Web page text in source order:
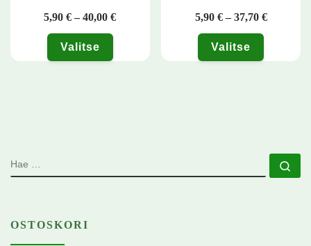
5,90€ – 40,00€Hintaluokka: 5,90 € - 40,00 €
Valitse
5,90 € – 37,70 €
Valitse
HAE
OSTOSKORI